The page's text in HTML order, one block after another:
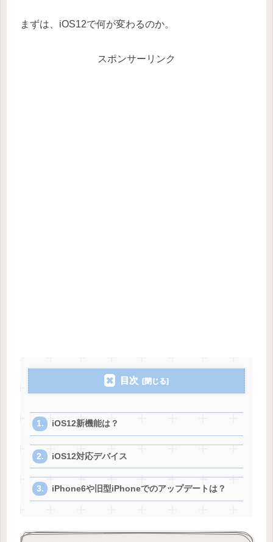
まずは、iOS12で何が変わるのか。
スポンサーリンク
目次
iOS12新機能は？
iOS12対応デバイス
iPhone6や旧型iPhoneでのアップデートは？